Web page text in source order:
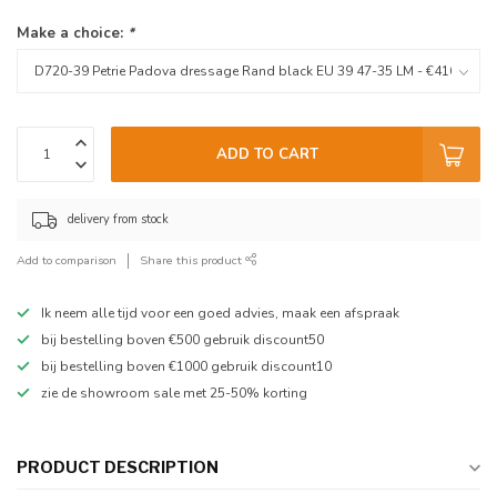
Make a choice: *
ADD TO CART
delivery from stock
Add to comparison Share this product
Ik neem alle tijd voor een goed advies, maak een afspraak
bij bestelling boven €500 gebruik discount50
bij bestelling boven €1000 gebruik discount10
zie de showroom sale met 25-50% korting
PRODUCT DESCRIPTION